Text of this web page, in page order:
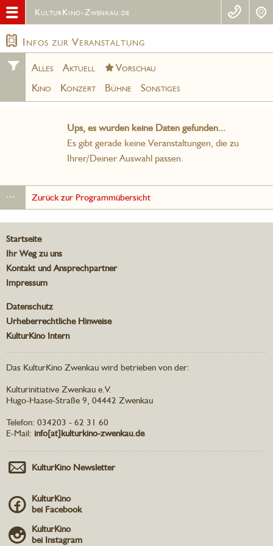
KulturKino-Zwenkau.de
Infos zur Veranstaltung
Alles Aktuell
Vorschau
Kino
Konzert Bühne Sonstiges
Ups, es wurden keine Daten gefunden...
Es gibt gerade keine Veranstaltungen, die zu
Ihrer/Deiner Auswahl passen.
... Zurück zur Programmübersicht
Startseite
Ihr Weg zu uns
Kontakt und Ansprechpartner
Impressum
Datenschutz
Urheberrechtliche Hinweise
KulturKino Intern
Das KulturKino Zwenkau wird betrieben von der:
Kulturinitiative Zwenkau e.V.
Hugo-Haase-Straße 9, 04442 Zwenkau
Telefon: 034203 - 62 31 60
E-Mail: info[at]kulturkino-zwenkau.de
KulturKino Newsletter
KulturKino
bei Facebook
KulturKino
bei Instagram